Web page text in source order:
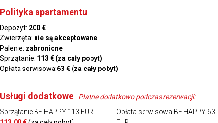
Polityka apartamentu
Depozyt: 200 €
Zwierzęta: nie są akceptowane
Palenie: zabronione
Sprzątanie: 113 € (za cały pobyt)
Opłata serwisowa:63 € (za cały pobyt)
Usługi dodatkowe
Płatne dodatkowo podczas rezerwacji:
Sprzątanie BE HAPPY 113 EUR
Opłata serwisowa BE HAPPY 63